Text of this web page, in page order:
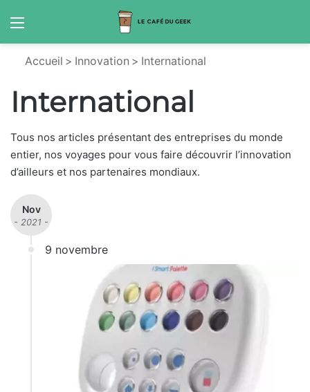
Accueil > Innovation > International
International
Tous nos articles présentant des entreprises du monde
entier, nos voyages pour vous faire découvrir l’innovation
d’ailleurs et nos partenaires mondiaux.
Nov
- 2021 -
9 novembre